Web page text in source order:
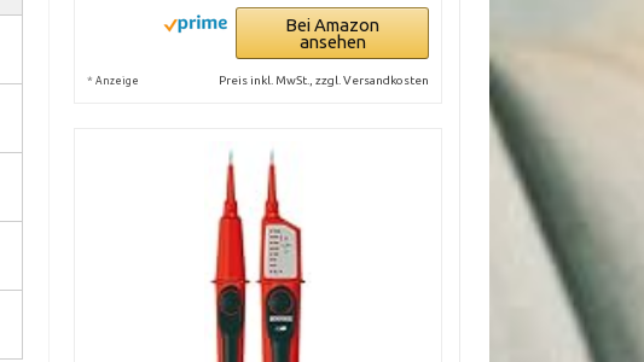
Bei Amazon
ansehen
* Anzeige Preis inkl. MwSt., zzgl. Versandkosten